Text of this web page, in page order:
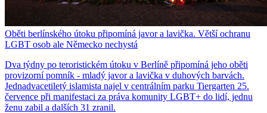
Oběti berlínského útoku připomíná javor a lavička. Větší ochranu
LGBT osob ale Německo nechystá
Dva týdny po teroristickém útoku v Berlíně připomíná jeho oběti
provizorní pomník - mladý javor a lavička v duhových barvách.
Jednadvacetiletý islamista najel v centrálním parku Tiergarten 25.
července při manifestaci za práva komunity LGBT+ do lidí, jednu
ženu zabil a dalších 31 zranil.